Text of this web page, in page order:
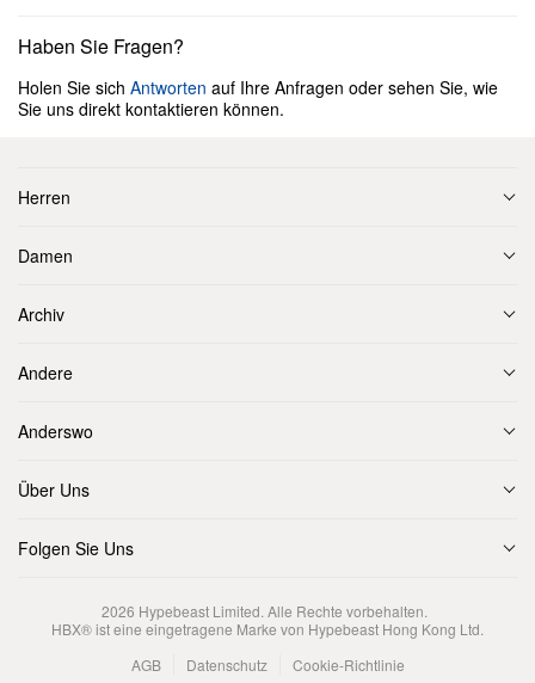
Haben Sie Fragen?
Holen Sie sich Antworten auf Ihre Anfragen oder sehen Sie, wie
Sie uns direkt kontaktieren können.
Herren
Damen
Archiv
Andere
Anderswo
Über Uns
Folgen Sie Uns
2026 Hypebeast Limited. Alle Rechte vorbehalten.
HBX® ist eine eingetragene Marke von Hypebeast Hong Kong Ltd.
AGB
Datenschutz Cookie-Richtlinie